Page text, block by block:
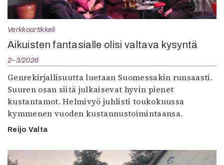
Verkkoartikkeli
Aikuisten fantasialle olisi valtava kysyntä
2–3/2026
Genrekirjallisuutta luetaan Suomessakin runsaasti.
Suuren osan siitä julkaisevat hyvin pienet
kustantamot. Helmivyö juhlisti toukokuussa
kymmenen vuoden kustannustoimintaansa.
Reijo Valta